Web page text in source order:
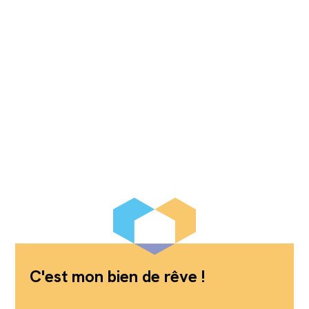
C'est mon bien de rêve !